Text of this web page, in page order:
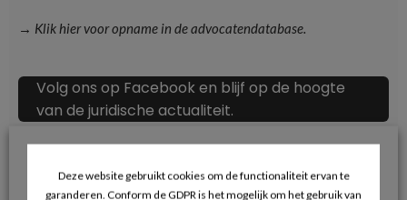
→ Klik hier voor opname in de advocatendatabase.
Volg ons op Facebook en blijf op de hoogte
van de juridische actualiteit.
Deze website gebruikt cookies om de functionaliteit ervan te
garanderen. Conform de GDPR is het mogelijk om het gebruik van